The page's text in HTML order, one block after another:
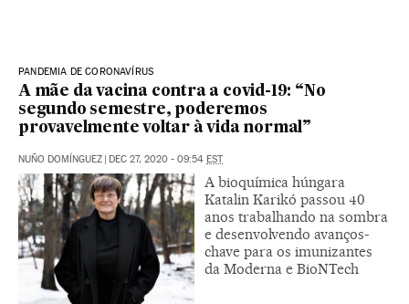
PANDEMIA DE CORONAVÍRUS
A mãe da vacina contra a covid-19: “No
segundo semestre, poderemos
provavelmente voltar à vida normal”
NUÑO DOMÍNGUEZ | DEC 27, 2020 - 09:54 EST
A bioquímica húngara
Katalin Karikó passou 40
anos trabalhando na sombra
e desenvolvendo avanços-
chave para os imunizantes
da Moderna e BioNTech